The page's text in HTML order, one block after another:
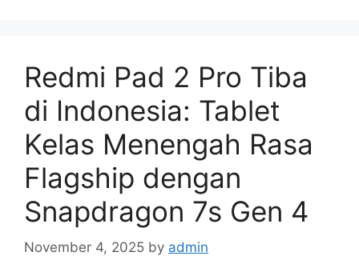
Redmi Pad 2 Pro Tiba
di Indonesia: Tablet
Kelas Menengah Rasa
Flagship dengan
Snapdragon 7s Gen 4
November 4, 2025 by admin